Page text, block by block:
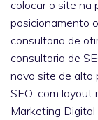
colocar o site na
posicionamento
consultoria de
consultoria de
novo site de alta
SEO, com layout
Marketing